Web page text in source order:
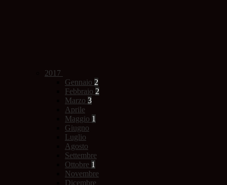
2017
Gennaio 2
Febbraio 2
Marzo 3
Aprile
Maggio 1
Giugno
Luglio
Agosto
Settembre
Ottobre 1
Novembre
Dicembre